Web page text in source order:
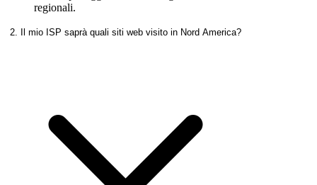
regionali.
2. Il mio ISP saprà quali siti web visito in Nord America?